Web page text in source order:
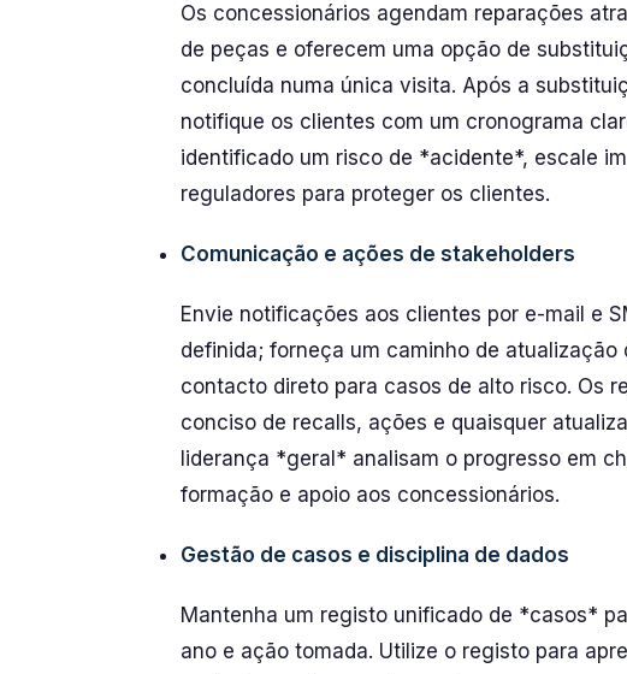
Os concessionários agendam reparações
de peças e oferecem uma opção de
concluída numa única visita. Após a
notifique os clientes com um cronograma
identificado um risco de *acidente*, escale
reguladores para proteger os clientes.
Comunicação e ações de stakeholders
Envie notificações aos clientes por e-mail e
definida; forneça um caminho de
contacto direto para casos de alto risco. Os
conciso de recalls, ações e quaisquer
liderança *geral* analisam o progresso em
formação e apoio aos concessionários.
Gestão de casos e disciplina de dados
Mantenha um registo unificado de *casos*
ano e ação tomada. Utilize o registo para